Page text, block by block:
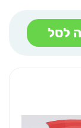
לסל